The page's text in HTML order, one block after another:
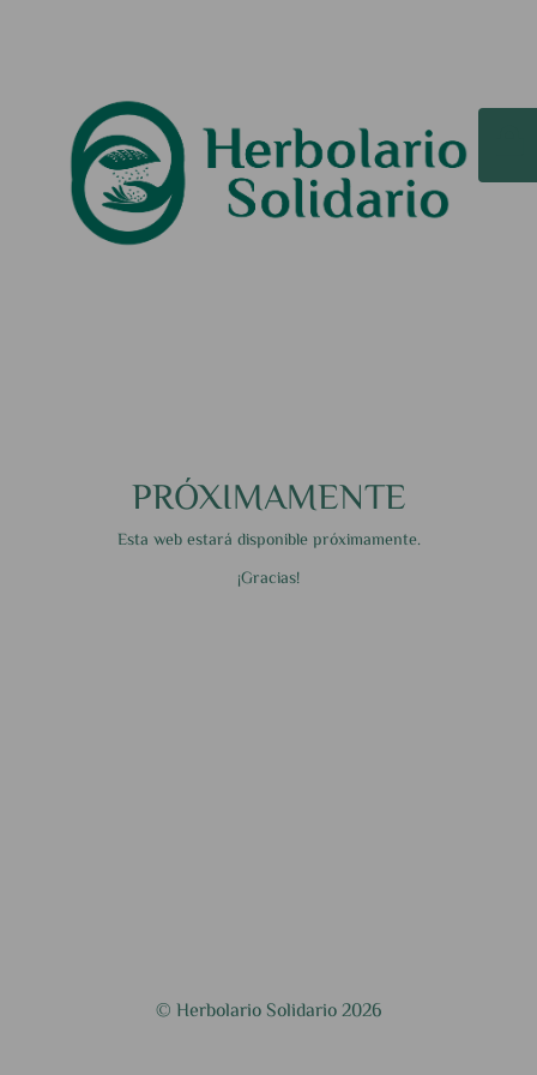
PRÓXIMAMENTE
Esta web estará disponible próximamente.
¡Gracias!
© Herbolario Solidario 2026